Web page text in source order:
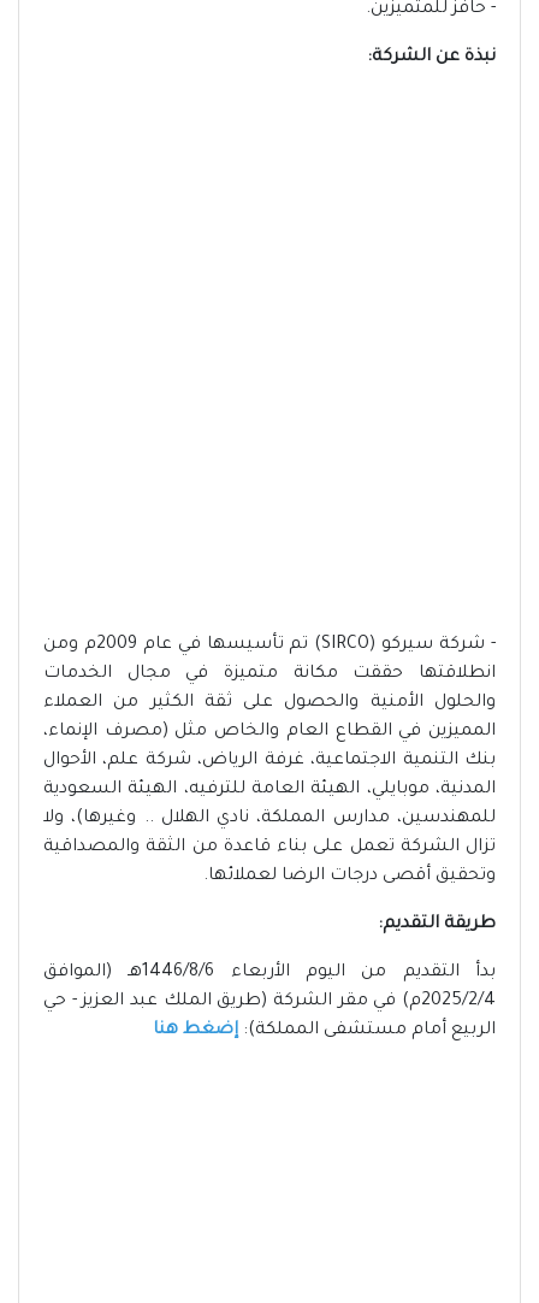
- حافز للمتميزين.
نبذة عن الشركة:
- شركة سيركو (SIRCO) تم تأسيسها في عام 2009م ومن
انطلاقتها حققت مكانة متميزة في مجال الخدمات
والحلول الأمنية والحصول على ثقة الكثير من العملاء
المميزين في القطاع العام والخاص مثل (مصرف الإنماء،
بنك التنمية الاجتماعية، غرفة الرياض، شركة علم، الأحوال
المدنية، موبايلي، الهيئة العامة للترفيه، الهيئة السعودية
للمهندسين، مدارس المملكة، نادي الهلال .. وغيرها)، ولا
تزال الشركة تعمل على بناء قاعدة من الثقة والمصداقية
وتحقيق أقصى درجات الرضا لعملائها.
طريقة التقديم:
بدأ التقديم من اليوم الأربعاء 1446/8/6هـ (الموافق
2025/2/4م) في مقر الشركة (طريق الملك عبد العزيز - حي
الربيع أمام مستشفى المملكة):إضغط هنا